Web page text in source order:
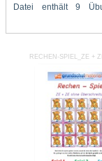
Datei enthält 9
gelangt zu einer
RECHEN-SPIEL_ZE +